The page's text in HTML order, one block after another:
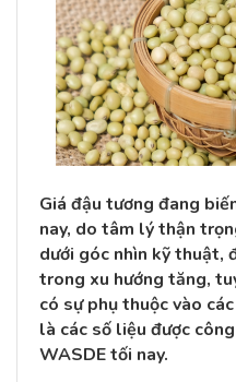
Giá đậu tương đang
nay, do tâm lý thận
dưới góc nhìn kỹ thuật,
trong xu hướng tăng,
có sự phụ thuộc vào
là các số liệu được
WASDE tối nay.